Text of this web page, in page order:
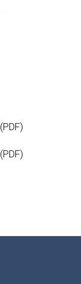
(PDF)
(PDF)